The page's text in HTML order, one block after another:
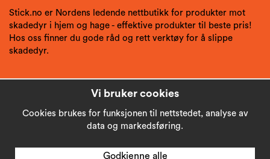
Stick.no er Nordens ledende nettbutikk for produkter mot
skadedyr i hjem og hage - effektive produkter til beste pris!
Hos oss finner du gode råd og rett verktøy for å slippe
skadedyr.
Vi bruker cookies
Cookies brukes for funksjonen til nettstedet, analyse av
data og markedsføring.
Godkjenne alle